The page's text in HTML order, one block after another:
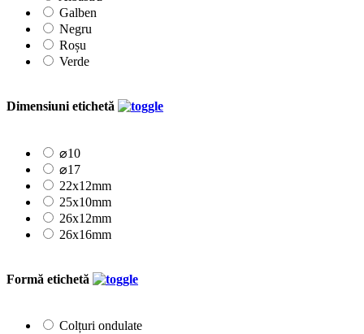
Galben
Negru
Roșu
Verde
Dimensiuni etichetă
⌀10
⌀17
22x12mm
25x10mm
26x12mm
26x16mm
Formă etichetă
Colțuri ondulate